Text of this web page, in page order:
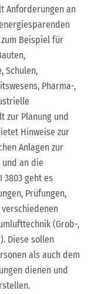
Anforderungen an
Beispiel für
Schulen,
Pharma-,
zur Planung und
Hinweise zur
Anlagen zur
und an die
3803 geht es
Prüfungen,
(Grob-,
Diese sollen
als auch dem
dienen und